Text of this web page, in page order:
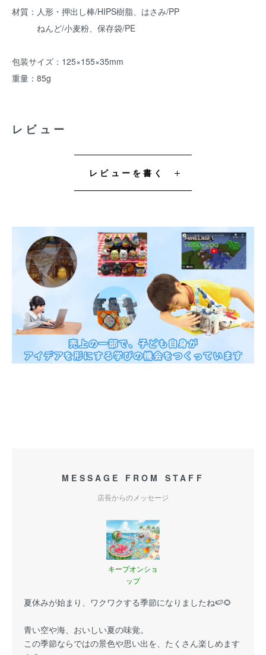
材質：人形・押出し棒/HIPS樹脂、はさみ/PP
ねんど/小麦粉、保存袋/PE
包装サイズ：125×155×35mm
重量：85g
レビュー
レビューを書く
MESSAGE FROM STAFF
店長からのメッセージ
キープオンショ
ップ
夏休みが始まり、ワクワクする季節になりましたね🍉🌻
青い空や海、おいしい夏の味覚。
この季節ならではの景色や思い出を、たくさん楽しめます